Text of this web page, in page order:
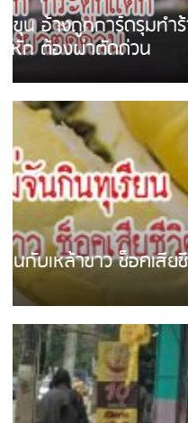
ชาวเน็ตสวดยับ! พ
หน้าพ่อขุนฯ พอไม่
ชาวเน็ตฮา! รถเครื่
แล้วหนี พบเสาหัก เ